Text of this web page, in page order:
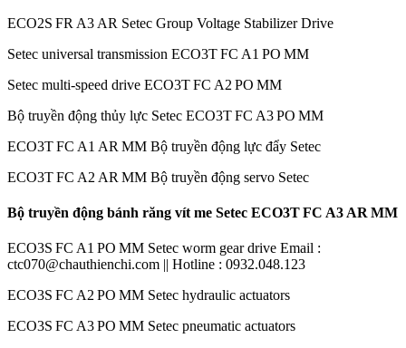
ECO2S FR A3 AR Setec Group Voltage Stabilizer Drive
Setec universal transmission ECO3T FC A1 PO MM
Setec multi-speed drive ECO3T FC A2 PO MM
Bộ truyền động thủy lực Setec ECO3T FC A3 PO MM
ECO3T FC A1 AR MM Bộ truyền động lực đẩy Setec
ECO3T FC A2 AR MM Bộ truyền động servo Setec
Bộ truyền động bánh răng vít me Setec ECO3T FC A3 AR MM
ECO3S FC A1 PO MM Setec worm gear drive Email :
ctc070@chauthienchi.com || Hotline : 0932.048.123
ECO3S FC A2 PO MM Setec hydraulic actuators
ECO3S FC A3 PO MM Setec pneumatic actuators